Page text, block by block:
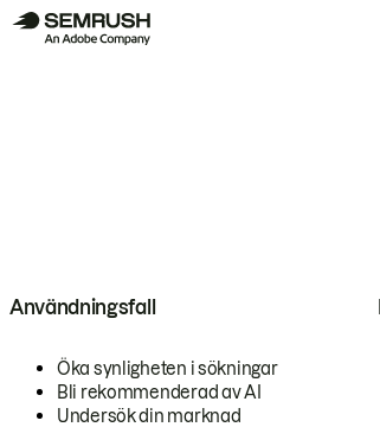
Användningsfall
Öka synligheten i sökningar
Bli rekommenderad av AI
Undersök din marknad